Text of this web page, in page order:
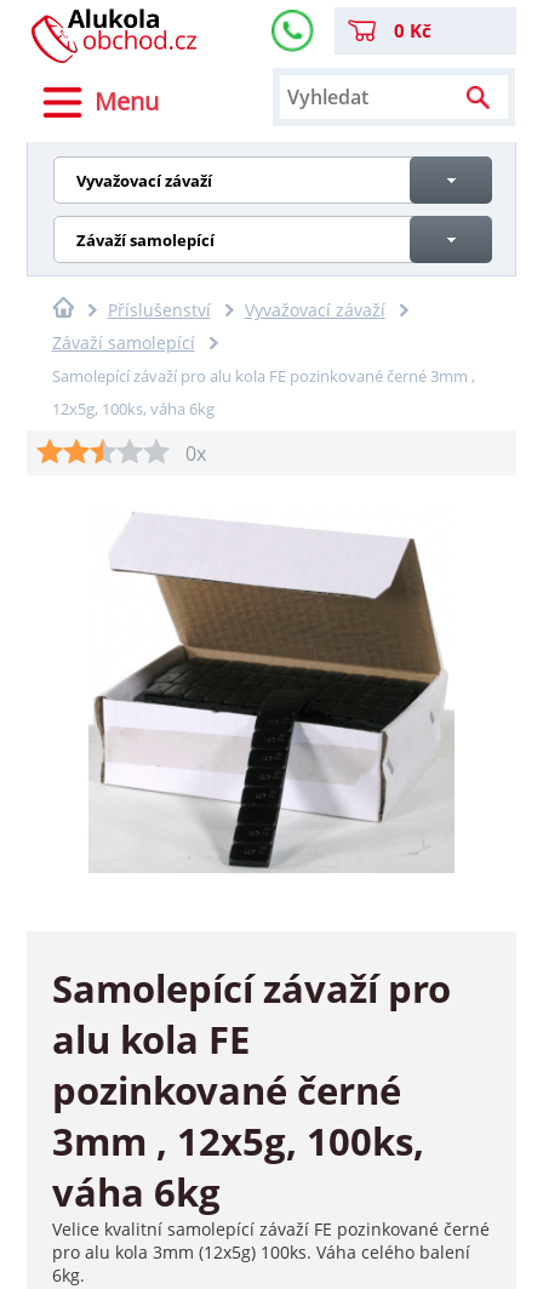
Menu
0 Kč
Vyvažovací závaží
Závaží samolepící
Příslušenství
Vyvažovací závaží
Závaží samolepící
Samolepící závaží pro alu kola FE pozinkované černé 3mm ,
12x5g, 100ks, váha 6kg
0x
Samolepící závaží pro
alu kola FE
pozinkované černé
3mm , 12x5g, 100ks,
váha 6kg
Velice kvalitní samolepící závaží FE pozinkované černé
pro alu kola 3mm (12x5g) 100ks. Váha celého balení
6kg.